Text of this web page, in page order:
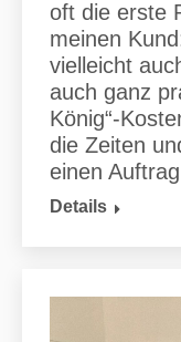
oft die erste
meinen
vielleicht
auch ganz
König“-
die Zeiten
einen
Details